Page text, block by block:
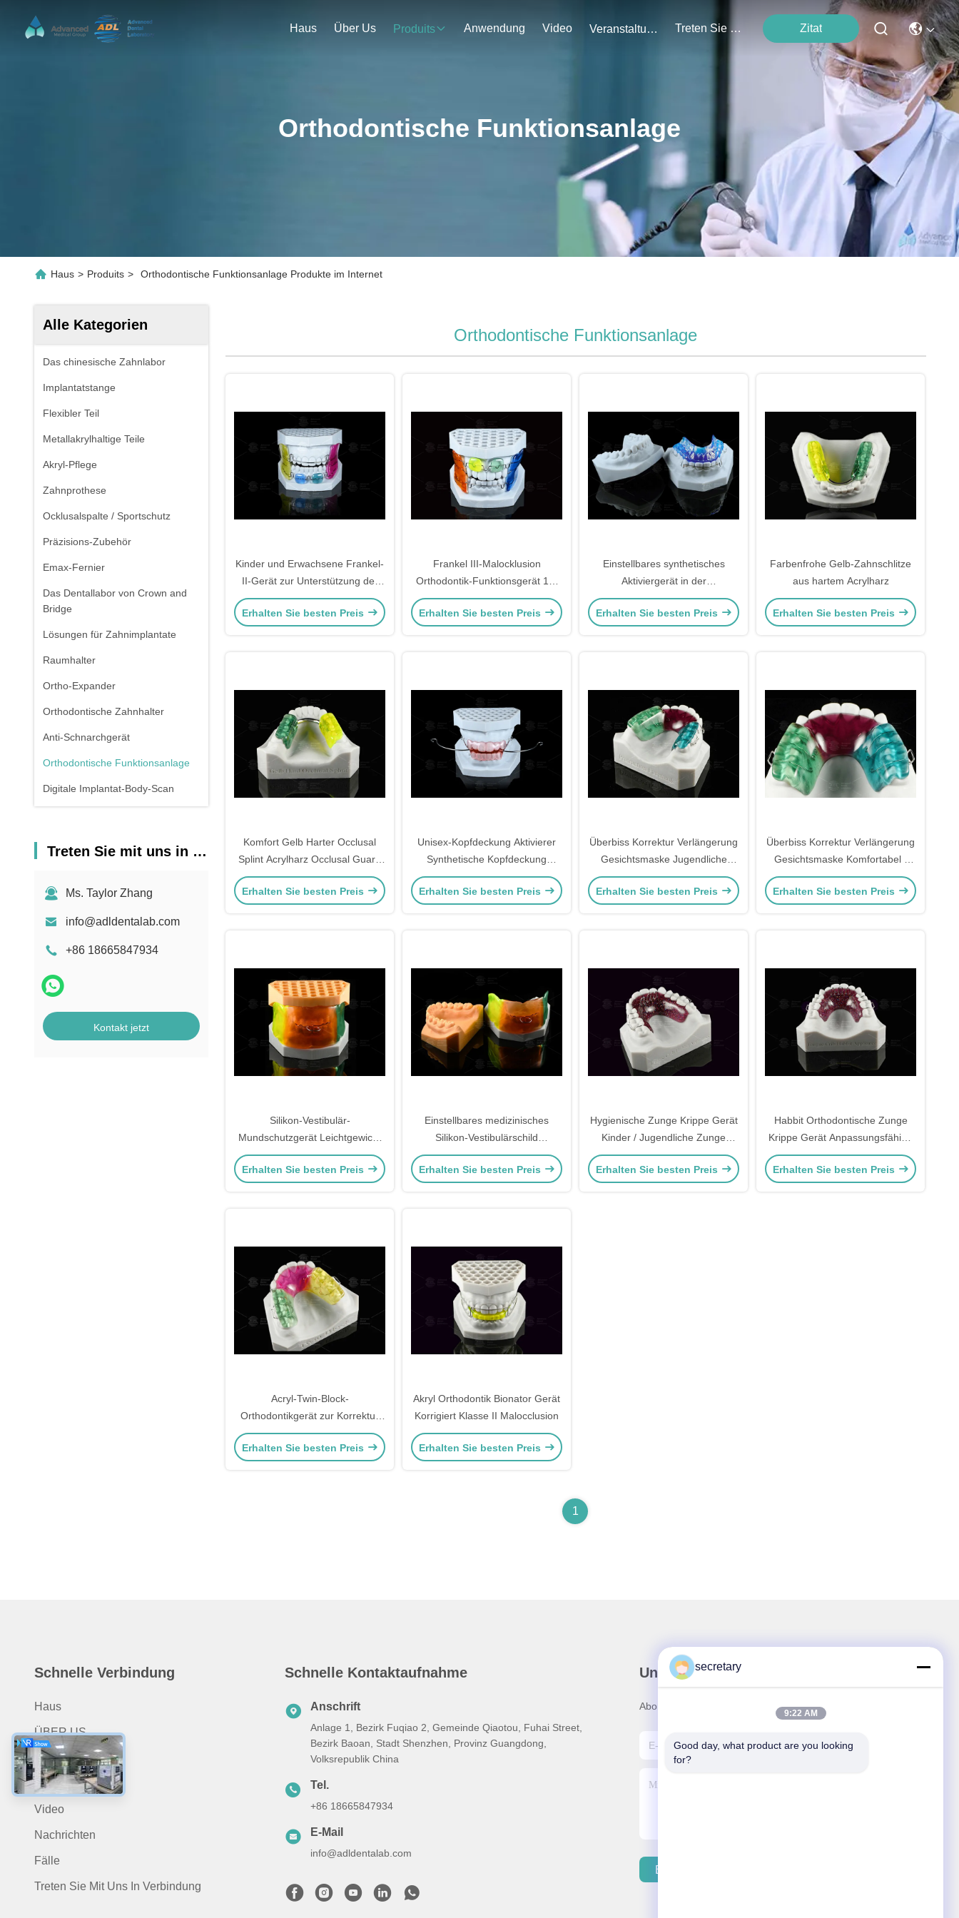
Haus Über Us Produits Anwendung Video Veranstaltungen Treten Sie Mit Uns In Verbindung Zitat
Orthodontische Funktionsanlage
Haus > Produits > Orthodontische Funktionsanlage Produkte im Internet
Alle Kategorien
Das chinesische Zahnlabor
Implantatstange
Flexibler Teil
Metallakrylhaltige Teile
Akryl-Pflege
Zahnprothese
Ocklusalspalte / Sportschutz
Präzisions-Zubehör
Emax-Fernier
Das Dentallabor von Crown and
Bridge
Lösungen für Zahnimplantate
Raumhalter
Ortho-Expander
Orthodontische Zahnhalter
Anti-Schnarchgerät
Orthodontische Funktionsanlage
Digitale Implantat-Body-Scan
Treten Sie mit uns in Verbindung
Ms. Taylor Zhang
info@adldentalab.com
+86 18665847934
Kontakt jetzt
Orthodontische Funktionsanlage
Kinder und Erwachsene Frankel-
II-Gerät zur Unterstützung der
Okklusionswiederherstellung
Erhalten Sie besten Preis
Frankel III-Malocklusion
Orthodontik-Funktionsgerät 13-
16 Stunden in der Nacht
Erhalten Sie besten Preis
Einstellbares synthetisches
Aktiviergerät in der
Kieferorthopädie Funktionsgerät
Erhalten Sie besten Preis
Farbenfrohe Gelb-Zahnschlitze
aus hartem Acrylharz
Erhalten Sie besten Preis
Komfort Gelb Harter Occlusal
Splint Acrylharz Occlusal Guard
Harter Apparat
Erhalten Sie besten Preis
Unisex-Kopfdeckung Aktivierer
Synthetische Kopfdeckung
Einstellbarer Atmung
Erhalten Sie besten Preis
Überbiss Korrektur Verlängerung
Gesichtsmaske Jugendliche
Verlängerung Gesichtsmaske
Kieferorthopädie
Erhalten Sie besten Preis
Überbiss Korrektur Verlängerung
Gesichtsmaske Komfortabel /
sicher für Kinder
Erhalten Sie besten Preis
Silikon-Vestibulär-
Mundschutzgerät Leichtgewicht
medizinischer Qualität
Erhalten Sie besten Preis
Einstellbares medizinisches
Silikon-Vestibulärschild
Atmungsgelöstes
orthodontisches Funktionsgerät
Erhalten Sie besten Preis
Hygienische Zunge Krippe Gerät
Kinder / Jugendliche Zunge
Guard Orthodontik
Erhalten Sie besten Preis
Habbit Orthodontische Zunge
Krippe Gerät Anpassungsfähige
Zahnkrippe Gerät
Erhalten Sie besten Preis
Acryl-Twin-Block-
Orthodontikgerät zur Korrektur
von Fehlzähnen
Erhalten Sie besten Preis
Akryl Orthodontik Bionator Gerät
Korrigiert Klasse II Malocclusion
Erhalten Sie besten Preis
1
Schnelle Verbindung
Haus
ÜBER US
Produits
Anwendung
Video
Nachrichten
Fälle
Treten Sie Mit Uns In Verbindung
Schnelle Kontaktaufnahme
Anschrift
Anlage 1, Bezirk Fuqiao 2, Gemeinde Qiaotou, Fuhai Street,
Bezirk Baoan, Stadt Shenzhen, Provinz Guangdong,
Volksrepublik China
Tel.
+86 18665847934
E-Mail
info@adldentalab.com
Unser Newsletter
Abonnieren Sie unseren Newsletter für Rabatte und mehr.
E-Mail Senden
secretary
9:22 AM
Good day, what product are you looking
for?